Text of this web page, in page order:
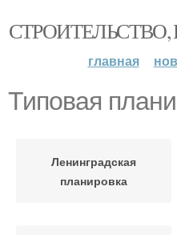
главная
Типовая
Ленинградская
планировка